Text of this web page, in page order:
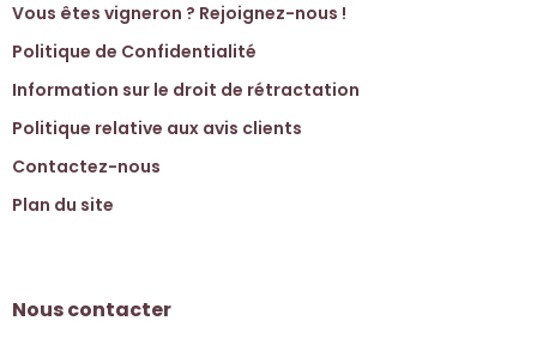
Vous êtes vigneron ? Rejoignez-nous !
Politique de Confidentialité
Information sur le droit de rétractation
Politique relative aux avis clients
Contactez-nous
Plan du site
Nous contacter